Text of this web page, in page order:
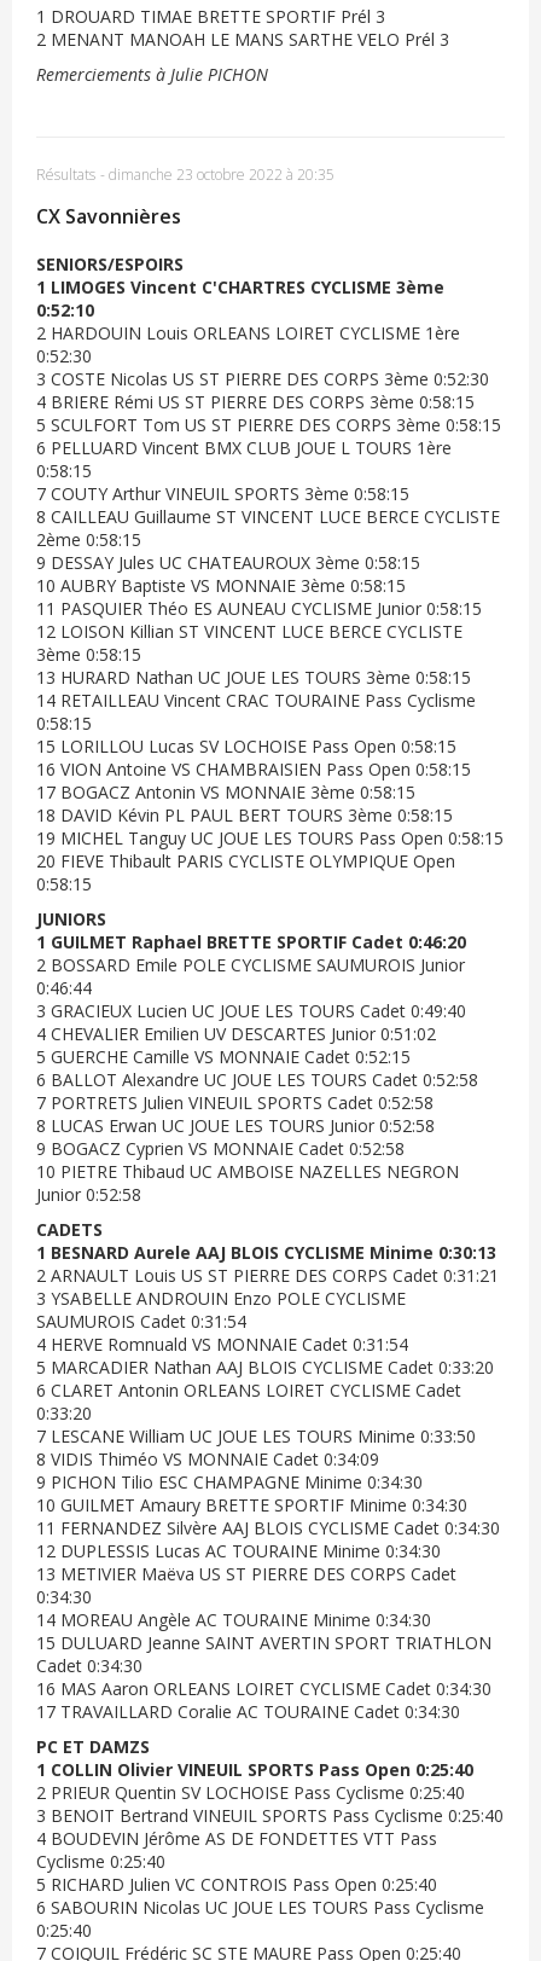
1 DROUARD TIMAE BRETTE SPORTIF Prél 3
2 MENANT MANOAH LE MANS SARTHE VELO Prél 3
Remerciements à Julie PICHON
Résultats - dimanche 23 octobre 2022 à 20:35
CX Savonnières
SENIORS/ESPOIRS
1 LIMOGES Vincent C'CHARTRES CYCLISME 3ème
0:52:10
2 HARDOUIN Louis ORLEANS LOIRET CYCLISME 1ère
0:52:30
3 COSTE Nicolas US ST PIERRE DES CORPS 3ème 0:52:30
4 BRIERE Rémi US ST PIERRE DES CORPS 3ème 0:58:15
5 SCULFORT Tom US ST PIERRE DES CORPS 3ème 0:58:15
6 PELLUARD Vincent BMX CLUB JOUE L TOURS 1ère
0:58:15
7 COUTY Arthur VINEUIL SPORTS 3ème 0:58:15
8 CAILLEAU Guillaume ST VINCENT LUCE BERCE CYCLISTE
2ème 0:58:15
9 DESSAY Jules UC CHATEAUROUX 3ème 0:58:15
10 AUBRY Baptiste VS MONNAIE 3ème 0:58:15
11 PASQUIER Théo ES AUNEAU CYCLISME Junior 0:58:15
12 LOISON Killian ST VINCENT LUCE BERCE CYCLISTE
3ème 0:58:15
13 HURARD Nathan UC JOUE LES TOURS 3ème 0:58:15
14 RETAILLEAU Vincent CRAC TOURAINE Pass Cyclisme
0:58:15
15 LORILLOU Lucas SV LOCHOISE Pass Open 0:58:15
16 VION Antoine VS CHAMBRAISIEN Pass Open 0:58:15
17 BOGACZ Antonin VS MONNAIE 3ème 0:58:15
18 DAVID Kévin PL PAUL BERT TOURS 3ème 0:58:15
19 MICHEL Tanguy UC JOUE LES TOURS Pass Open 0:58:15
20 FIEVE Thibault PARIS CYCLISTE OLYMPIQUE Open
0:58:15
JUNIORS
1 GUILMET Raphael BRETTE SPORTIF Cadet 0:46:20
2 BOSSARD Emile POLE CYCLISME SAUMUROIS Junior
0:46:44
3 GRACIEUX Lucien UC JOUE LES TOURS Cadet 0:49:40
4 CHEVALIER Emilien UV DESCARTES Junior 0:51:02
5 GUERCHE Camille VS MONNAIE Cadet 0:52:15
6 BALLOT Alexandre UC JOUE LES TOURS Cadet 0:52:58
7 PORTRETS Julien VINEUIL SPORTS Cadet 0:52:58
8 LUCAS Erwan UC JOUE LES TOURS Junior 0:52:58
9 BOGACZ Cyprien VS MONNAIE Cadet 0:52:58
10 PIETRE Thibaud UC AMBOISE NAZELLES NEGRON
Junior 0:52:58
CADETS
1 BESNARD Aurele AAJ BLOIS CYCLISME Minime 0:30:13
2 ARNAULT Louis US ST PIERRE DES CORPS Cadet 0:31:21
3 YSABELLE ANDROUIN Enzo POLE CYCLISME
SAUMUROIS Cadet 0:31:54
4 HERVE Romnuald VS MONNAIE Cadet 0:31:54
5 MARCADIER Nathan AAJ BLOIS CYCLISME Cadet 0:33:20
6 CLARET Antonin ORLEANS LOIRET CYCLISME Cadet
0:33:20
7 LESCANE William UC JOUE LES TOURS Minime 0:33:50
8 VIDIS Thiméo VS MONNAIE Cadet 0:34:09
9 PICHON Tilio ESC CHAMPAGNE Minime 0:34:30
10 GUILMET Amaury BRETTE SPORTIF Minime 0:34:30
11 FERNANDEZ Silvère AAJ BLOIS CYCLISME Cadet 0:34:30
12 DUPLESSIS Lucas AC TOURAINE Minime 0:34:30
13 METIVIER Maëva US ST PIERRE DES CORPS Cadet
0:34:30
14 MOREAU Angèle AC TOURAINE Minime 0:34:30
15 DULUARD Jeanne SAINT AVERTIN SPORT TRIATHLON
Cadet 0:34:30
16 MAS Aaron ORLEANS LOIRET CYCLISME Cadet 0:34:30
17 TRAVAILLARD Coralie AC TOURAINE Cadet 0:34:30
PC ET DAMZS
1 COLLIN Olivier VINEUIL SPORTS Pass Open 0:25:40
2 PRIEUR Quentin SV LOCHOISE Pass Cyclisme 0:25:40
3 BENOIT Bertrand VINEUIL SPORTS Pass Cyclisme 0:25:40
4 BOUDEVIN Jérôme AS DE FONDETTES VTT Pass
Cyclisme 0:25:40
5 RICHARD Julien VC CONTROIS Pass Open 0:25:40
6 SABOURIN Nicolas UC JOUE LES TOURS Pass Cyclisme
0:25:40
7 COIQUIL Frédéric SC STE MAURE Pass Open 0:25:40